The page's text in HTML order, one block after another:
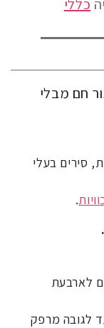
כללי
חם מבלי
סירים בעלי
.
לארבעת
לגובה מרפק